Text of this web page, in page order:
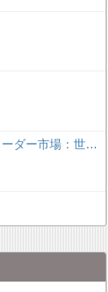
日本における航空機用フライトレコーダー市場：世界の産業需要、成長機会、ビジネスインサイト、および2037年までの予測